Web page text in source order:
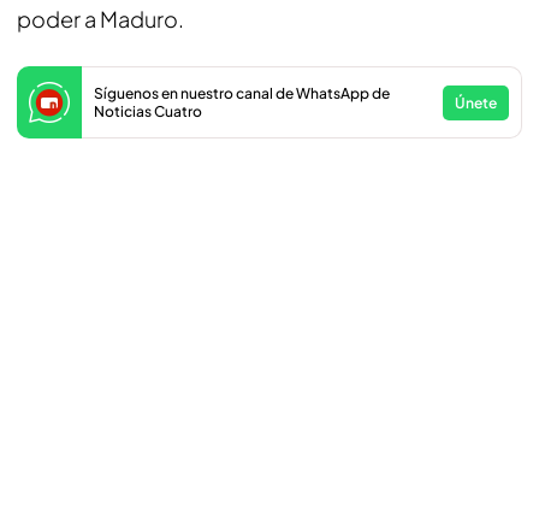
poder a Maduro.
Síguenos en nuestro canal de WhatsApp de
Noticias Cuatro
Únete